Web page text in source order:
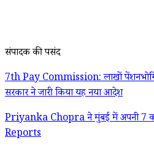
संपादक की पसंद
7th Pay Commission: लाखों
सरकार ने जारी किया यह नया आदेश
Priyanka Chopra ने मुंबई में अपनी 7
Reports